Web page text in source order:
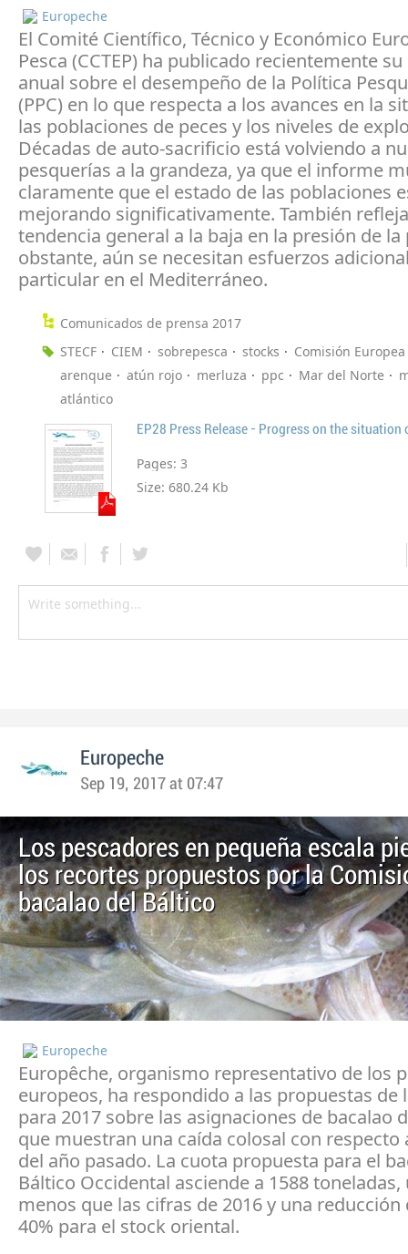
Europeche
El Comité Científico, Técnico y Económico
Pesca (CCTEP) ha publicado recientemente
anual sobre el desempeño de la Política
(PPC) en lo que respecta a los avances en la
las poblaciones de peces y los niveles de
Décadas de auto-sacrificio está volviendo a
pesquerías a la grandeza, ya que el informe
claramente que el estado de las poblaciones
mejorando significativamente. También
tendencia general a la baja en la presión de la
obstante, aún se necesitan esfuerzos
particular en el Mediterráneo.
Comunicados de prensa 2017
STECF
CIEM sobrepesca stocks
Comisión Europea
arenque
atún rojo merluza ppc Mar del Norte
atlántico
EP28 Press Release - Progress on the
Pages: 3
Size: 680.24 Kb
Europeche
Sep 19, 2017 at 07:47
Los pescadores en pequeña escala
los recortes propuestos por la
bacalao del Báltico
Europeche
Europêche, organismo representativo de los
europeos, ha respondido a las propuestas de
para 2017 sobre las asignaciones de bacalao
que muestran una caída colosal con respecto
del año pasado. La cuota propuesta para el
Báltico Occidental asciende a 1588 toneladas,
menos que las cifras de 2016 y una reducción
40% para el stock oriental.